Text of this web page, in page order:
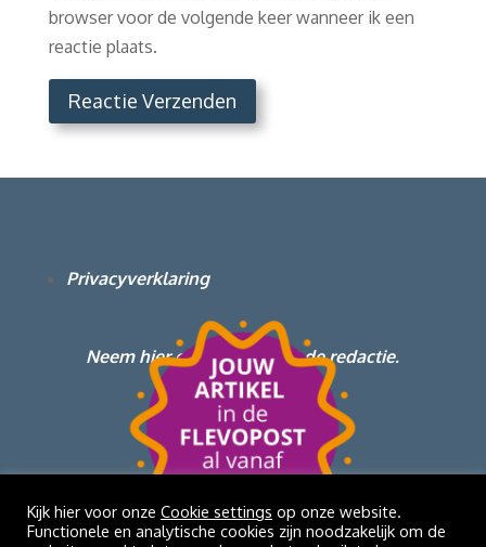
browser voor de volgende keer wanneer ik een
reactie plaats.
Reactie Verzenden
Privacyverklaring
Neem hier contact op met de redactie.
Kijk hier voor onze Cookie settings op onze website.
Functionele en analytische cookies zijn noodzakelijk om de